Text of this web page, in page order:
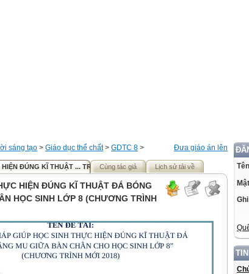
Đưa giáo án lên
sáng tạo > Giáo dục thể chất> GDTC 8 >
ĐÚNG KĨ THUẬT ... TRÌNH MỚI 2018)
Cùng tác giả Lịch sử tải về
HIỆN ĐÚNG KĨ THUẬT ĐÁ BÓNG
HỌC SINH LỚP 8 (CHƯƠNG TRÌNH